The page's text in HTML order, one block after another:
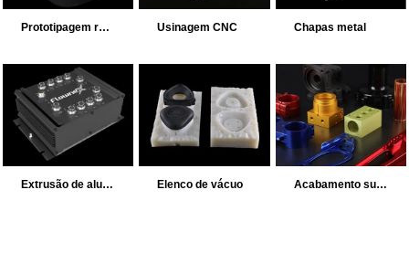
Prototipagem rápida Usinagem CNC Chapas metal
Extrusão de alunino Elenco de vácuo Acabamento superficial